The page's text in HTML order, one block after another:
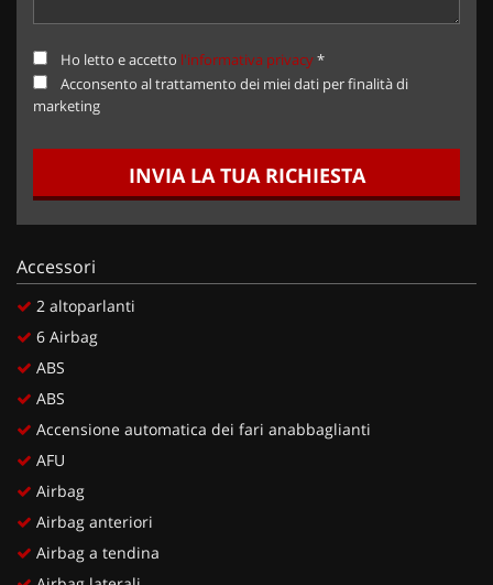
Ho letto e accetto l'informativa privacy*
Acconsento al trattamento dei miei dati per finalità di
marketing
INVIA LA TUA RICHIESTA
Accessori
2 altoparlanti
6 Airbag
ABS
ABS
Accensione automatica dei fari anabbaglianti
AFU
Airbag
Airbag anteriori
Airbag a tendina